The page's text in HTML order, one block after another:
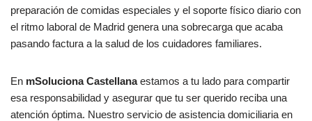
preparación de comidas especiales y el soporte físico diario con
el ritmo laboral de Madrid genera una sobrecarga que acaba
pasando factura a la salud de los cuidadores familiares.
En mSoluciona Castellanaestamos a tu lado para compartir
esa responsabilidad y asegurar que tu ser querido reciba una
atención óptima. Nuestro servicio de asistencia domiciliaria en